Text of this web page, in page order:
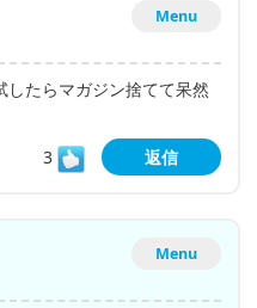
Menu
たらマガジン捨てて呆然
3
返信
Menu